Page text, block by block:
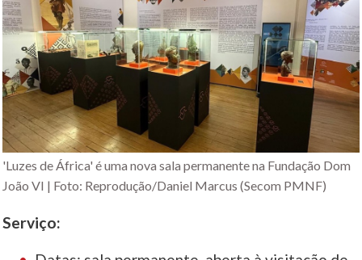
'Luzes de África' é uma nova sala permanente na Fundação Dom
João VI | Foto: Reprodução/Daniel Marcus (Secom PMNF)
Serviço: